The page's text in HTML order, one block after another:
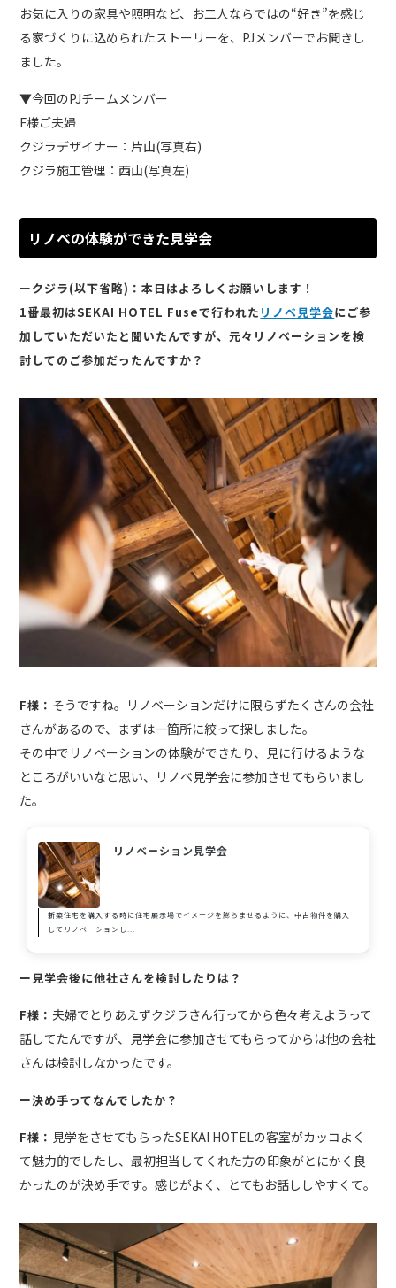
お気に入りの家具や照明など、お二人ならではの“好き”を感じ
る家づくりに込められたストーリーを、PJメンバーでお聞きし
ました。
▼今回のPJチームメンバー
F様ご夫婦
クジラデザイナー：片山(写真右)
クジラ施工管理：西山(写真左)
リノベの体験ができた見学会
ークジラ(以下省略)：本日はよろしくお願いします！
1番最初はSEKAI HOTEL Fuseで行われた リノベ見学会にご参
加していただいたと聞いたんですが、元々リノベーションを検
討してのご参加だったんですか？
F様： そうですね。リノベーションだけに限らずたくさんの会社
さんがあるので、まずは一箇所に絞って探しました。
その中でリノベーションの体験ができたり、見に行けるような
ところがいいなと思い、リノベ見学会に参加させてもらいまし
た。
リノベーション見学会
新築住宅を購入する時に住宅展示場でイメージを膨らませるように、中古物件を購入
してリノベーションし...
ー見学会後に他社さんを検討したりは？
F様： 夫婦でとりあえずクジラさん行ってから色々考えようって
話してたんですが、見学会に参加させてもらってからは他の会社
さんは検討しなかったです。
ー決め手ってなんでしたか？
F様： 見学をさせてもらったSEKAI HOTELの客室がカッコよく
て魅力的でしたし、最初担当してくれた方の印象がとにかく良
かったのが決め手です。感じがよく、とてもお話ししやすくて。